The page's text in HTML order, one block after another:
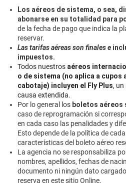
Los aéreos de sistema, o sea,
abonarse en su totalidad para
de la fecha de pago que indica la
reservar.
Las tarifas aéreas son finales e
impuestos.
Todos nuestros aéreos
o de sistema (no aplica a cupos
cabotaje) incluyen el Fly Plus,
causa extendida.
Por lo general los boletos aéreos
caso de reprogramación si
en cada caso las penalidades y
Esto depende de la política de
características del boleto aéreo
La agencia no se responsabiliza
nombres, apellidos, fechas de
documento ni ningún dato
reserva en este sitio Online.